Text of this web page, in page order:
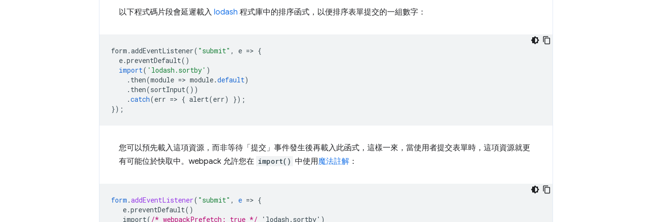
以下程式碼片段會延遲載入 lodash 程式庫中的排序函式，以便排序表單提交的一組數字：
form .addEventListener( "submit" , e => {
e.preventDefault()
import( 'lodash.sortby' )
. then(module => module.default)
. then(sortInput())
.catch(err => { alert(err)
});
});
您可以預先載入這項資源，而非等待「提交」事件發生後再載入此函式，這樣一來，當使用者提交表單時，這項資源就更
有可能位於快取中。webpack 允許您在 import() 中使用魔法註解 ：
form .addEventListener( "submit" , e => {
e.preventDefault()
import( /* webpackPrefetch: true */ 'lodash.sortby')